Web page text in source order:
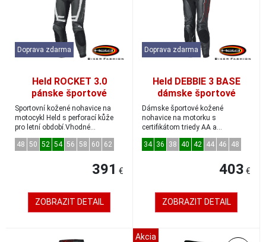
Doprava zdarma
Held ROCKET 3.0
pánske športové
kožené nohavice
čierna/biela veľkosť 50
Sportovní kožené nohavice na
motocykl Held s perforací kůže
pro letní období.Vhodné
kombinovať sa šp...
48
50 52 54 56 58 60 62
391 €
ZOBRAZIT DETAIL
Doprava zdarma
Held DEBBIE 3 BASE
dámske športové
kožené nohavice
čierna/neonovo červená
veľkosť 38
Dámske športové kožené
nohavice na motorku s
certifikátom triedy AA a
lokalizovanou perforáciou na v...
34 36 38 40 42 44 46 48
403 €
ZOBRAZIT DETAIL
Akcia